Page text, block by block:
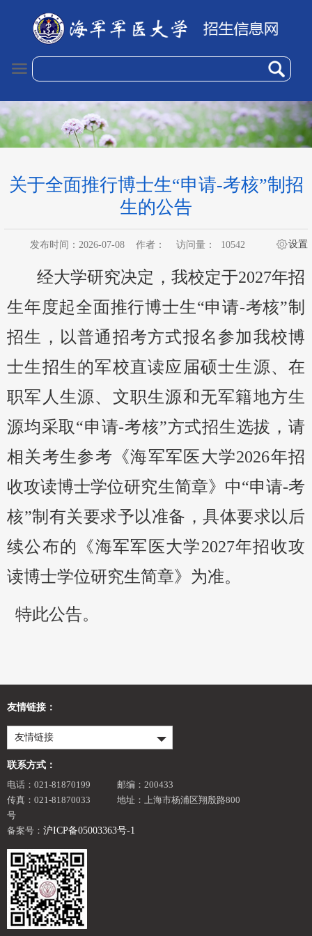
关于全面推行博士生“申请-考核”制招
生的公告
发布时间：2026-07-08 作者： 访问量： 10542 设置
经大学研究决定，我校定于2027年招
生年度起全面推行博士生“申请-考核”制
招生，以普通招考方式报名参加我校博
士生招生的军校直读应届硕士生源、在
职军人生源、文职生源和无军籍地方生
源均采取“申请-考核”方式招生选拔，请
相关考生参考《海军军医大学2026年招
收攻读博士学位研究生简章》中“申请-考
核”制有关要求予以准备，具体要求以后
续公布的《海军军医大学2027年招收攻
读博士学位研究生简章》为准。
特此公告。
友情链接：
友情链接
联系方式：
电话：021-81870199
邮编：200433
传真：021-81870033
地址：上海市杨浦区翔殷路800
号
备案号： 沪ICP备05003363号-1